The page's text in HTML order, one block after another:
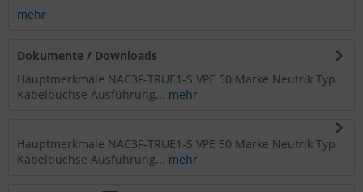
mehr
Dokumente / Downloads
Hauptmerkmale NAC3F-TRUE1-S VPE 50 Marke Neutrik Typ
Kabelbuchse Ausführung... mehr
Hauptmerkmale NAC3F-TRUE1-S VPE 50 Marke Neutrik Typ
Kabelbuchse Ausführung... mehr